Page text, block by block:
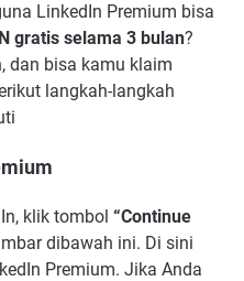
LinkedIn Premium bisa
gratis selama 3 bulan?
dan bisa kamu klaim
langkah-langkah
klik tombol “Continue
dibawah ini. Di sini
Premium. Jika Anda